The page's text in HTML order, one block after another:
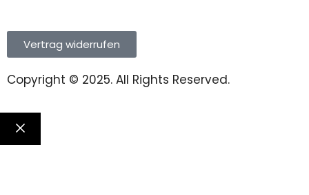
Vertrag widerrufen
Copyright © 2025. All Rights Reserved.